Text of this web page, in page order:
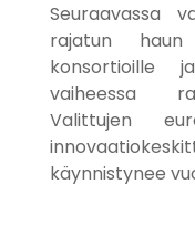
Seuraavassa
rajatun haun
konsortioille
vaiheessa
Valittujen
käynnistynee